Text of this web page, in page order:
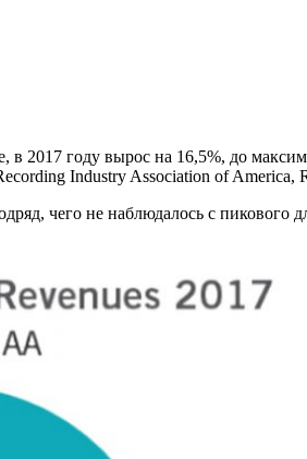
году вырос на 16,5%, до
Industry Association of America,
чего не наблюдалось с